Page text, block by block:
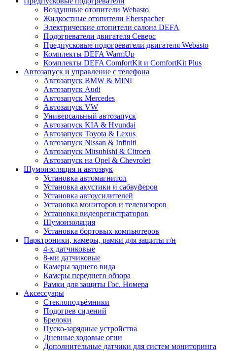
Воздушные отопители Webasto
Жидкостные отопители Eberspacher
Электрические отопители салона DEFA
Подогреватели двигателя Северс
Предпусковые подогреватели двигателя Webasto
Комплекты DEFA WarmUp
Комплекты DEFA ComfortKit и ComfortKit Plus
Автозапуск и управление с телефона
Автозапуск BMW & MINI
Автозапуск Audi
Автозапуск Mercedes
Автозапуск VW
Универсальный автозапуск
Автозапуск KIA & Hyundai
Автозапуск Toyota & Lexus
Автозапуск Nissan & Infiniti
Автозапуск Mitsubishi & Citroen
Автозапуск на Opel & Chevrolet
Шумоизоляция и автозвук
Установка автомагнитол
Установка акустики и сабвуферов
Установка автоусилителей
Установка мониторов и телевизоров
Установка видеорегистраторов
Шумоизоляция
Установка бортовых компьютеров
Парктроники, камеры, рамки для защиты г/н
4-х датчиковые
8-ми датчиковые
Камеры заднего вида
Камеры переднего обзора
Рамки для защиты Гос. Номера
Аксессуары
Стеклоподъёмники
Подогрев сидений
Брелоки
Пуско-зарядные устройства
Дневные ходовые огни
Дополнительные датчики для систем мониторинга